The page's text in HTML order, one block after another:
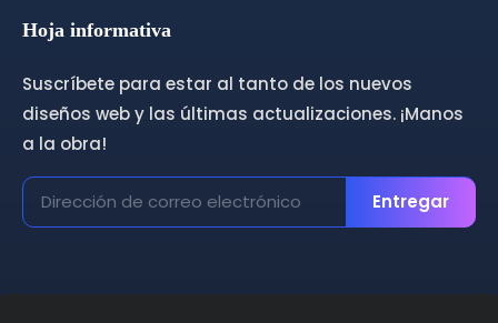
Hoja informativa
Suscríbete para estar al tanto de los nuevos
diseños web y las últimas actualizaciones. ¡Manos
a la obra!
Entregar